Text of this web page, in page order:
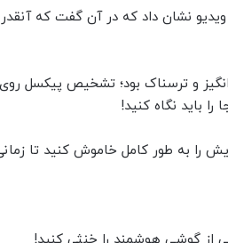
نشان داد که در آن گفت که
باید نگاه کنید!
به طور کامل خاموش کنید تا زمانی